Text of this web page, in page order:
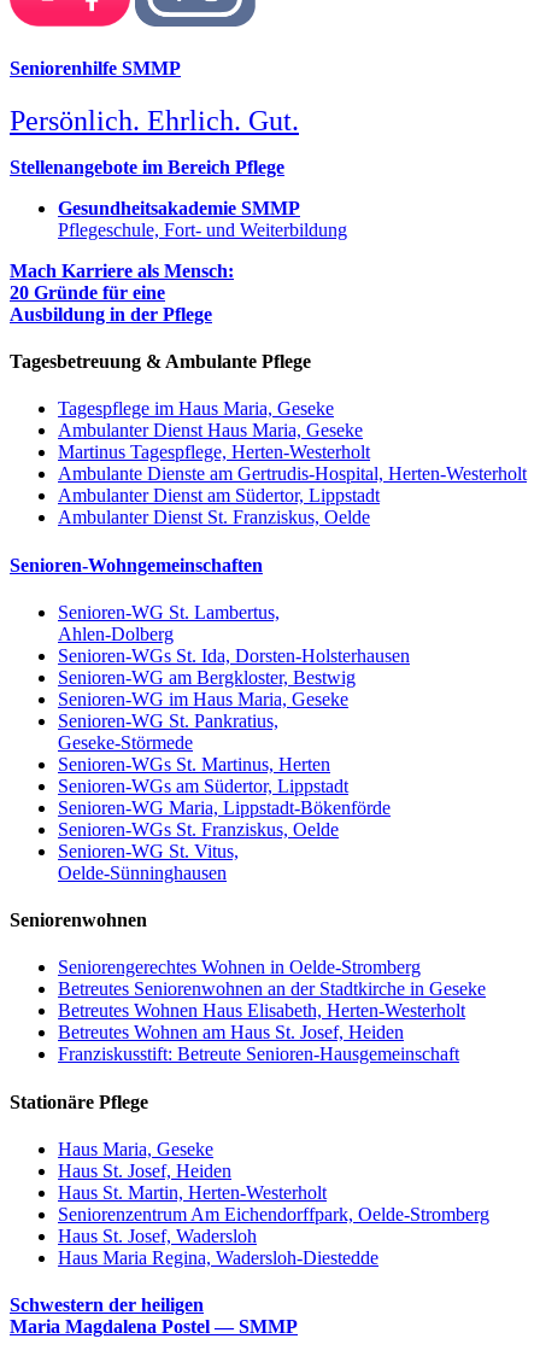
Seniorenhilfe SMMP
Persönlich. Ehrlich. Gut.
Stellenangebote im Bereich Pflege
Gesundheitsakademie SMMP
Pflegeschule, Fort- und Weiterbildung
Mach Karriere als Mensch:
20 Gründe für eine
Ausbildung in der Pflege
Tagesbetreuung & Ambulante Pflege
Tagespflege im Haus Maria, Geseke
Ambulanter Dienst Haus Maria, Geseke
Martinus Tagespflege, Herten-Westerholt
Ambulante Dienste am Gertrudis-Hospital, Herten-Westerholt
Ambulanter Dienst am Südertor, Lippstadt
Ambulanter Dienst St. Franziskus, Oelde
Senioren-Wohngemeinschaften
Senioren-WG St. Lambertus,
Ahlen-Dolberg
Senioren-WGs St. Ida, Dorsten-Holsterhausen
Senioren-WG am Bergkloster, Bestwig
Senioren-WG im Haus Maria, Geseke
Senioren-WG St. Pankratius,
Geseke-Störmede
Senioren-WGs St. Martinus, Herten
Senioren-WGs am Südertor, Lippstadt
Senioren-WG Maria, Lippstadt-Bökenförde
Senioren-WGs St. Franziskus, Oelde
Senioren-WG St. Vitus,
Oelde-Sünninghausen
Seniorenwohnen
Seniorengerechtes Wohnen in Oelde-Stromberg
Betreutes Seniorenwohnen an der Stadtkirche in Geseke
Betreutes Wohnen Haus Elisabeth, Herten-Westerholt
Betreutes Wohnen am Haus St. Josef, Heiden
Franziskusstift: Betreute Senioren-Hausgemeinschaft
Stationäre Pflege
Haus Maria, Geseke
Haus St. Josef, Heiden
Haus St. Martin, Herten-Westerholt
Seniorenzentrum Am Eichendorffpark, Oelde-Stromberg
Haus St. Josef, Wadersloh
Haus Maria Regina, Wadersloh-Diestedde
Schwestern der heiligen
Maria Magdalena Postel — SMMP